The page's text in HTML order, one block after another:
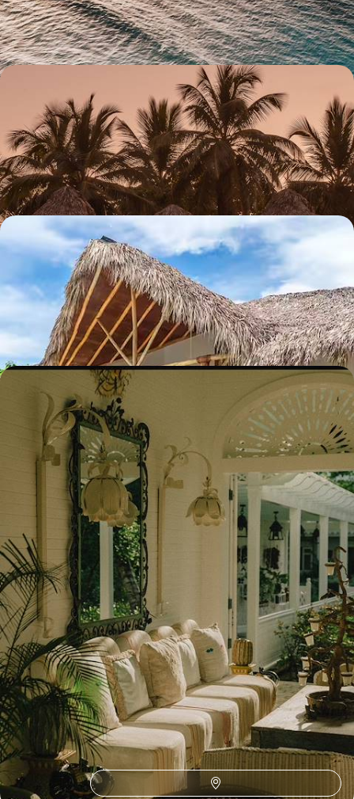
9 jours, de 3500 à 4300 $ CA
L’aventure caribéenne - Avec vos enfants en
République dominicaine
En ville, coté jungle ou sable fin : des vacances survitaminées en tribu
pour faire le plein d’activités sans délaisser le doux farniente
12 jours, de 3500 à 4600 $ CA
Mi casa es tu casa - La République dominicaine en
villa privée
Tous ensemble, investir une chaleureuse maison caribéenne avec
piscine à quelques pas de l'eau, sur la paisible péninsule de Samaná
8 jours, de 4000 à 4800 $ CA
La République dominicaine intime - En tête-à-tête
au fil de belles adresses
De la capitale à la verdoyante cordillère Centrale et jusqu'au sable
doré, opter pour une approche singulière de l'île, paisible et
revitalisante
14 jours, de 7700 à 9800 $ CA
Toutes nos suggestions de voyages en République
dominicaine (4)
Toutes nos Cités des Voyageurs
Ouvertes du lundi au samedi de 10h à 18h. Nos conseillers sont
également joignables par téléphone ou en visio sur rendez-vous du
lundi au samedi de 9h à 19h.
Bordeaux Bruxelles Genève
Grenoble